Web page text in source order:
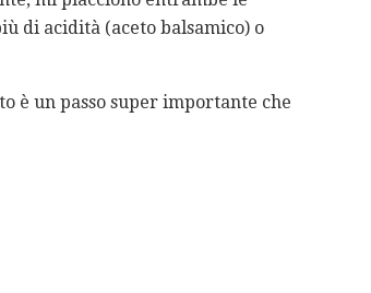
di acidità (aceto balsamico) o
è un passo super importante che